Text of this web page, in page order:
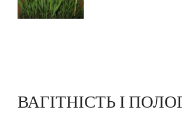
ВАГІТНІСТЬ І